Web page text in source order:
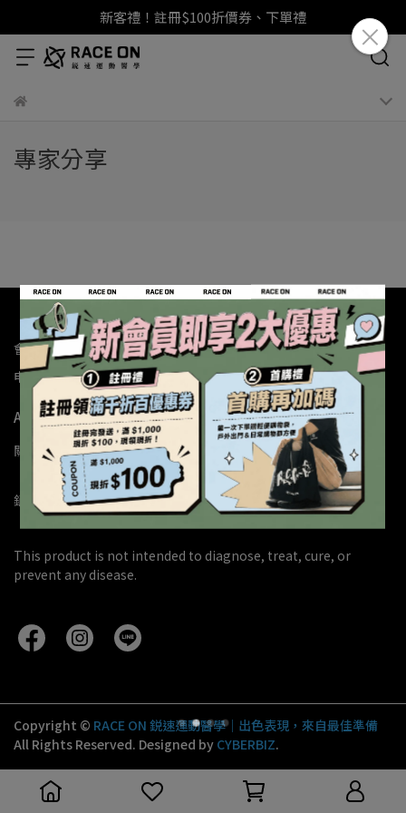
新客禮！註冊$100折價券、下單禮
專家分享
會員制度 新客註冊領$100 LINE登入領$66 生日禮金贈$100
申請黑卡會員專屬禮 商品評價贈紅利
About iCARE
關於鋭速 購物須知 會員服務條款 隱私權政策
銷售據點 加入經銷 校園合作方案 團體申請試用
This product is not intended to diagnose, treat, cure, or
prevent any disease.
Copyright © RACE ON 鋭速運動醫學｜出色表現，來自最佳準備
All Rights Reserved. Designed by CYBERBIZ.